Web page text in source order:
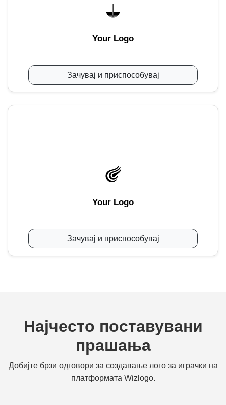
Your Logo
Зачувај и приспособувај
Your Logo
Зачувај и приспособувај
Најчесто поставувани
прашања
Добијте брзи одговори за создавање лого за играчки на
платформата Wizlogo.